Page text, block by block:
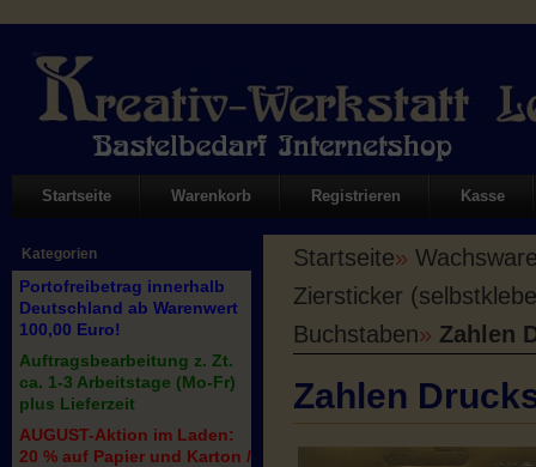
Startseite Warenkorb Registrieren Kasse
Kategorien
Portofreibetrag innerhalb
Deutschland ab Warenwert
100,00 Euro!
Auftragsbearbeitung z. Zt.
ca. 1-3 Arbeitstage (Mo-Fr)
plus Lieferzeit
AUGUST-Aktion im Laden:
20 % auf Papier und Karton /
Startseite»
Ziersticker
Buchstaben» Zahlen
Zahlen